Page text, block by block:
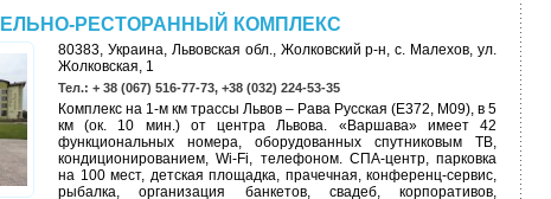
РЕСТОРАННЫЙ КОМПЛЕКС
80383, Украина, Львовская обл., Жолковский р-н, с. Малехов, ул.
Жолковская, 1
Тел.: + 38 (067) 516-77-73, +38 (032) 224-53-35
Комплекс на 1-м км трассы Львов – Рава Русская (Е372, М09), в 5
км (ок. 10 мин.) от центра Львова. «Варшава» имеет 42
функциональных номера, оборудованных спутниковым ТВ,
кондиционированием, Wi-Fi, телефоном. СПА-центр, парковка
на 100 мест, детская площадка, прачечная, конференц-сервис,
рыбалка, организация банкетов, свадеб, корпоративов,